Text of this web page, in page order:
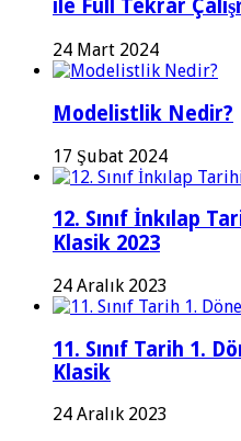
ile Full Tekrar
24 Mart 2024
Modelistlik Nedir?
17 Şubat 2024
12. Sınıf İnkılap
Klasik 2023
24 Aralık 2023
11. Sınıf Tarih 1.
Klasik
24 Aralık 2023